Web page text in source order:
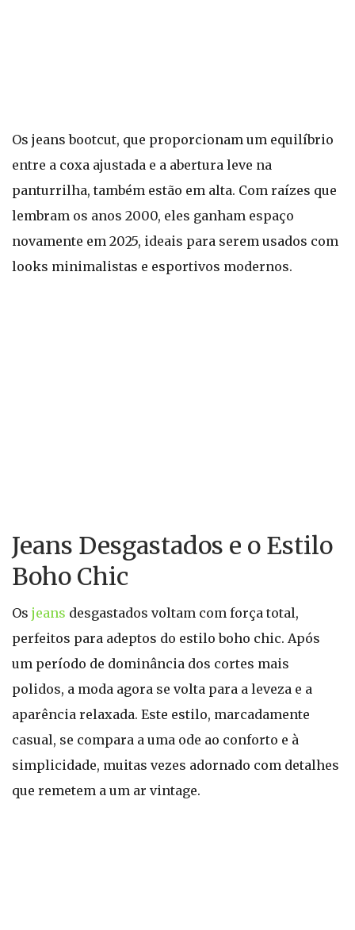
Os jeans bootcut, que proporcionam um equilíbrio
entre a coxa ajustada e a abertura leve na
panturrilha, também estão em alta. Com raízes que
lembram os anos 2000, eles ganham espaço
novamente em 2025, ideais para serem usados com
looks minimalistas e esportivos modernos.
Jeans Desgastados e o Estilo
Boho Chic
Os jeans desgastados voltam com força total,
perfeitos para adeptos do estilo boho chic. Após
um período de dominância dos cortes mais
polidos, a moda agora se volta para a leveza e a
aparência relaxada. Este estilo, marcadamente
casual, se compara a uma ode ao conforto e à
simplicidade, muitas vezes adornado com detalhes
que remetem a um ar vintage.